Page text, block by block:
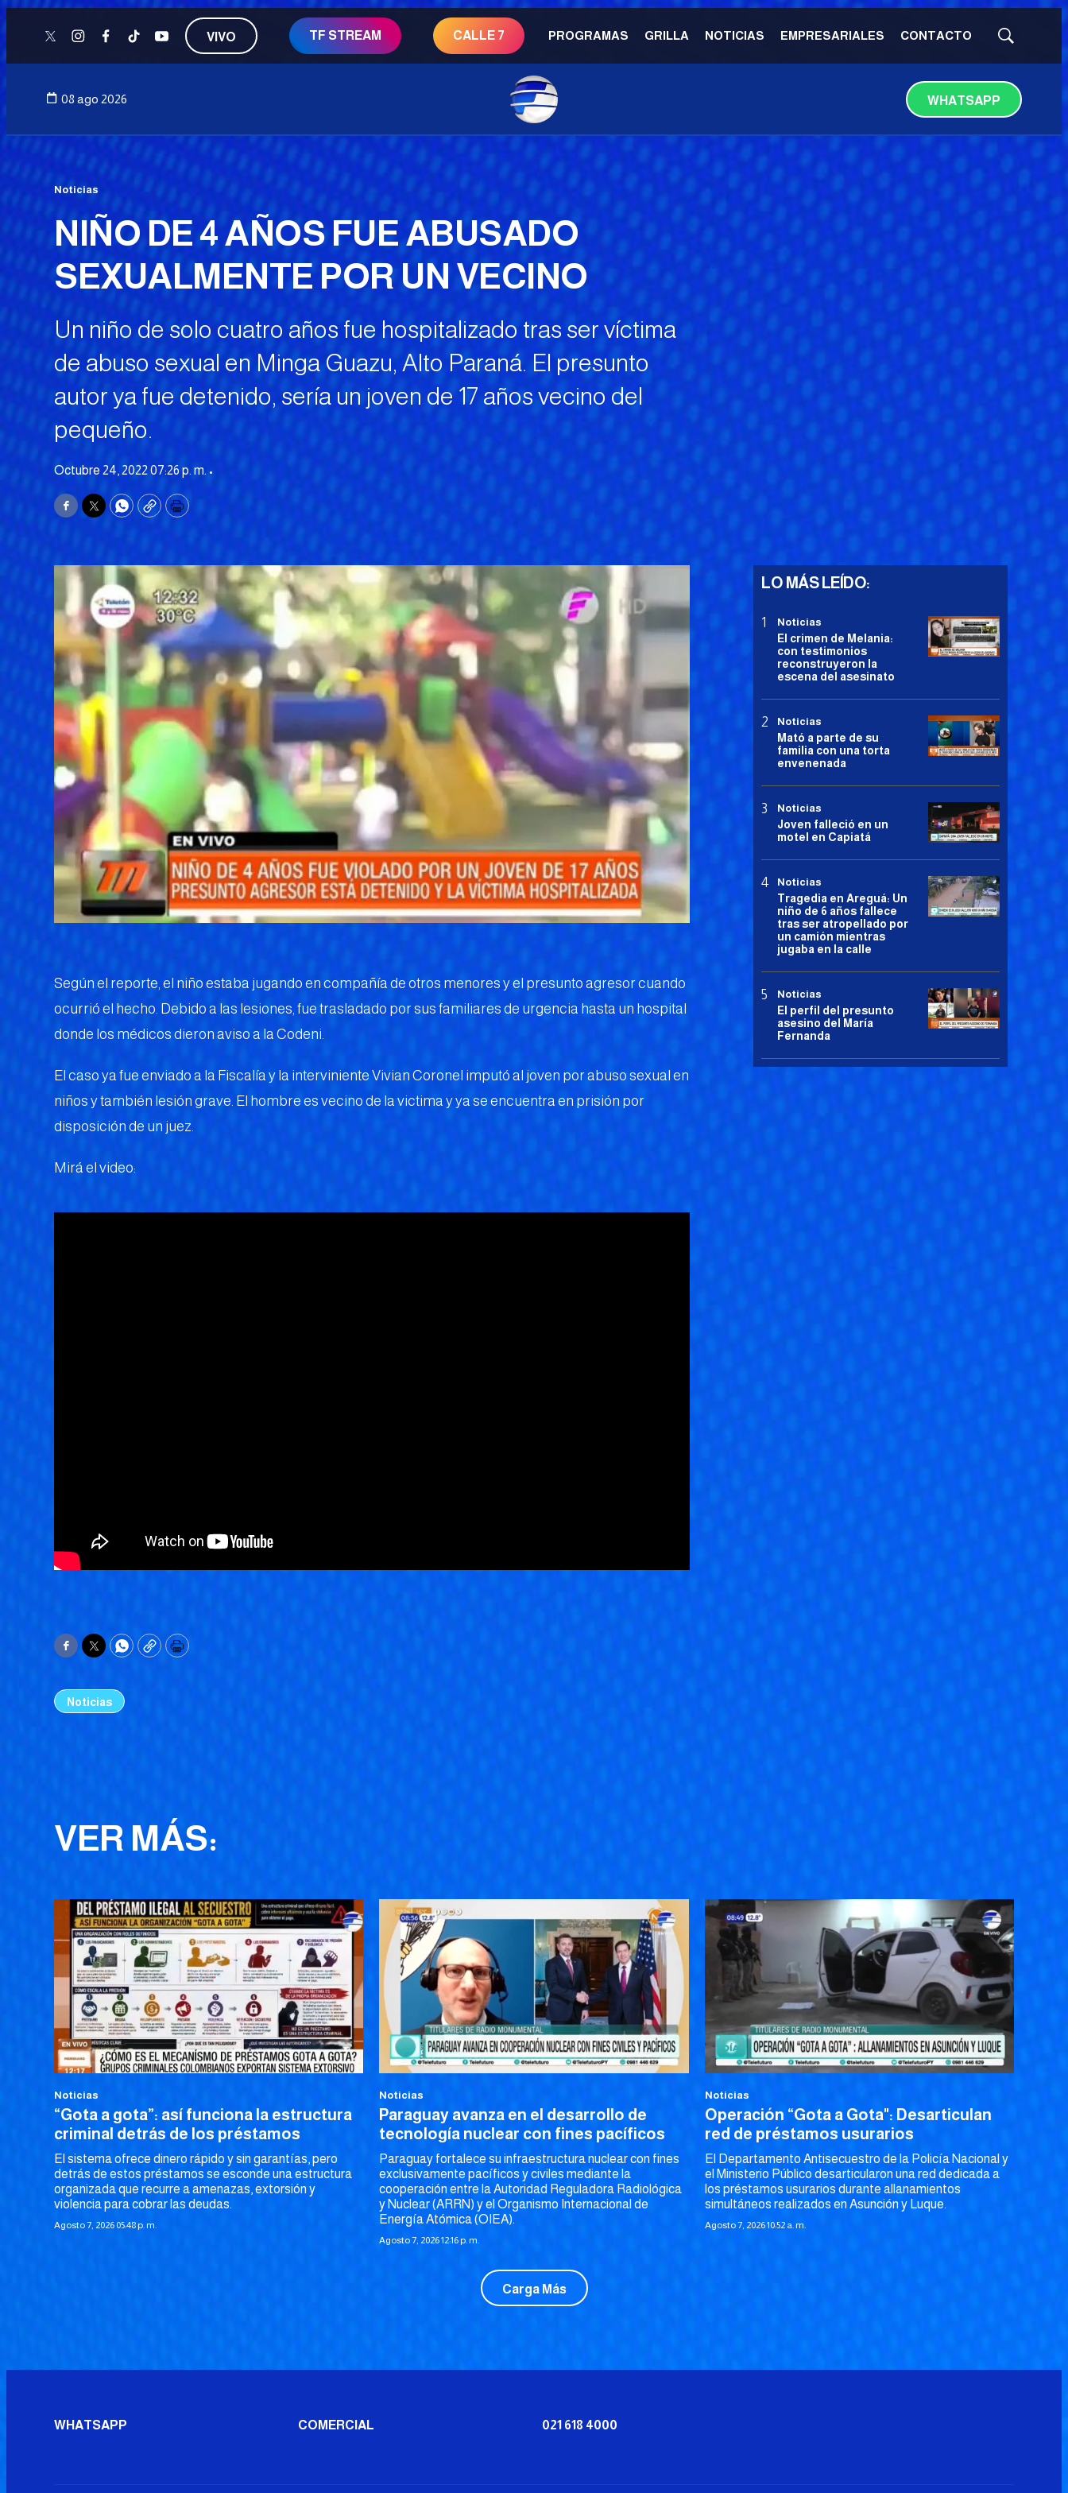
twitterinstagram
facebook
tiktokyoutubeVIVO TF STREAM CALLE 7 PROGRAMAS GRILLA NOTICIAS EMPRESARIALES CONTACTO
Mostrar
08 ago 2026 WHATSAPP
Noticias
NIÑO DE 4 AÑOS FUE ABUSADO
SEXUALMENTE POR UN VECINO
Un niño de solo cuatro años fue hospitalizado tras ser víctima
de abuso sexual en Minga Guazu, Alto Paraná. El presunto
autor ya fue detenido, sería un joven de 17 años vecino del
pequeño.
Octubre 24, 2022 07:26 p. m. •
Facebook
TwitterWhatsApp
CopyPrint
Según el reporte, el niño estaba jugando en compañía de otros menores y el presunto agresor cuando
ocurrió el hecho. Debido a las lesiones, fue trasladado por sus familiares de urgencia hasta un hospital
donde los médicos dieron aviso a la Codeni.
El caso ya fue enviado a la Fiscalía y la interviniente Vivian Coronel imputó al joven por abuso sexual en
niños y también lesión grave. El hombre es vecino de la victima y ya se encuentra en prisión por
disposición de un juez.
Mirá el video:
Facebook
TwitterWhatsApp
CopyPrint
Noticias
LO MÁS LEÍDO:
Noticias
El crimen de Melania:
con testimonios
reconstruyeron la
escena del asesinato
Noticias
Mató a parte de su
familia con una torta
envenenada
Noticias
Joven falleció en un
motel en Capiatá
Noticias
Tragedia en Areguá: Un
niño de 6 años fallece
tras ser atropellado por
un camión mientras
jugaba en la calle
Noticias
El perfil del presunto
asesino del María
Fernanda
VER MÁS:
Noticias
“Gota a gota”: así funciona la estructura
criminal detrás de los préstamos
El sistema ofrece dinero rápido y sin garantías, pero
detrás de estos préstamos se esconde una estructura
organizada que recurre a amenazas, extorsión y
violencia para cobrar las deudas.
Agosto 7, 2026 05:48 p. m.
Noticias
Paraguay avanza en el desarrollo de
tecnología nuclear con fines pacíficos
Paraguay fortalece su infraestructura nuclear con fines
exclusivamente pacíficos y civiles mediante la
cooperación entre la Autoridad Reguladora Radiológica
y Nuclear (ARRN) y el Organismo Internacional de
Energía Atómica (OIEA).
Agosto 7, 2026 12:16 p. m.
Noticias
Operación “Gota a Gota": Desarticulan
red de préstamos usurarios
El Departamento Antisecuestro de la Policía Nacional y
el Ministerio Público desarticularon una red dedicada a
los préstamos usurarios durante allanamientos
simultáneos realizados en Asunción y Luque.
Agosto 7, 2026 10:52 a. m.
Carga Más
WHATSAPP COMERCIAL 021 618 4000